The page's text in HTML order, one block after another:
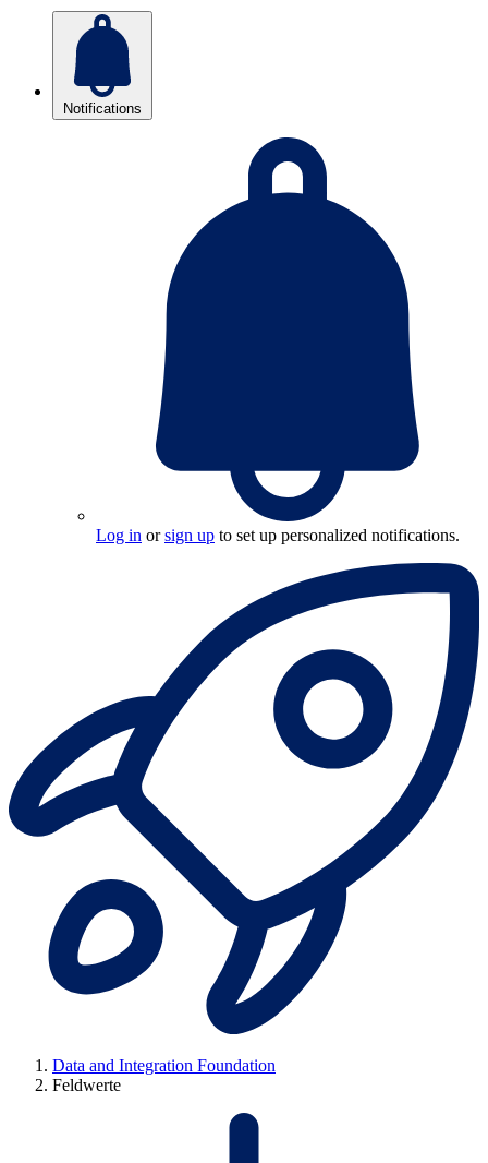
Notifications
Log in orsign up to set up personalized notifications.
Data and Integration Foundation
Feldwerte